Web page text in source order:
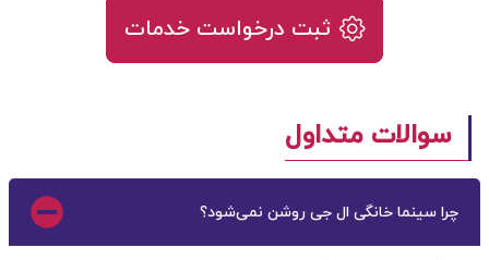
ثبت درخواست خدمات
سوالات متداول
چرا سینما خانگی ال جی روشن نمی‌شود؟